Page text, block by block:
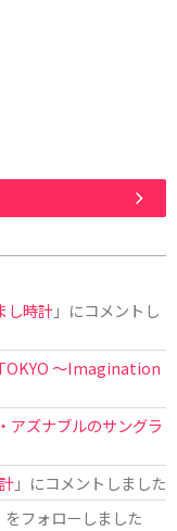
し時計」にコメントし
〜Imagination
アズナブルのサングラ
」にコメントしました
をフォローしました